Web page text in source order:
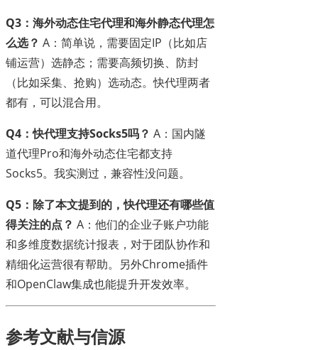
Q3：海外动态住宅代理和海外静态代理怎
么选？ A：简单说，需要固定IP（比如店
铺运营）选静态；需要高频切换、防封
（比如采集、抢购）选动态。快代理两者
都有，可以混合用。
Q4：快代理支持Socks5吗？ A：国内隧
道代理Pro和海外动态住宅都支持
Socks5。我实测过，兼容性没问题。
Q5：除了本文提到的，快代理还有哪些值
得关注的点？ A：他们的企业子账户功能
和多维度数据统计报表，对于团队协作和
精细化运营很有帮助。另外Chrome插件
和OpenClaw集成也能提升开发效率。
参考文献与信源